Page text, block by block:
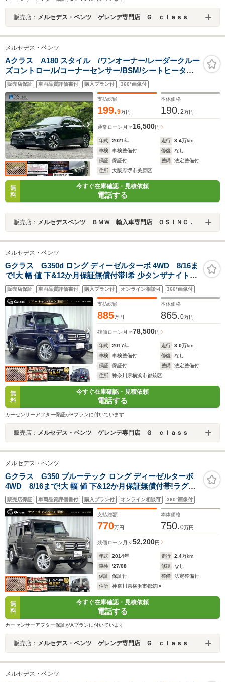
販売店： メルセデス・ベンツ ゲレンデ専門店 Ｇ ｃｌａｓｓ
メルセデス・ベンツ
Aクラス A180 スタイル /ワンオーナー/レーダークルー
ズコントロール/コーナーセンサー/BSM/シートヒーター/
パワーシート/シートメモリ/ETC/Bluetooth/バックカメ
ラ/フルセグTV/プッシュスタート
販売店保証 車両品質評価書付 購入プラン付 360°画像付
支払総額
199.9万円
本体価格
190.2万円
通常ローン 月々 16,500円
年式 2021年 走行 3.4万km
車検
車検整備付 修復
なし
保証
保証付 整備
法定整備付
住所
大阪府堺市美原区
無
料
今すぐ在庫確認・見積依頼
電話する
販売店： メルセデスベンツ ＢＭＷ 輸入車専門店 ＯＳＩＮＣ．
メルセデス・ベンツ
Gクラス G350d ロング ディーゼルターボ 4WD 8/16ま
で!大 幅 値 下&12か月保証無償付帯!希 少タンザナイトブ
ルー×グレーレザー 後期ナビAppleCarPlay/AndroidAuto
ラグジュアリーPKG iiD製ローダウンサス ヒッチメンバ
ー G550用グレー18AW ハーマンカードン
販売店保証 車両品質評価書付 購入プラン付 オンライン相談可 360°画像付
支払総額
885万円
本体価格
865.0万円
残価ローン 月々78,500円
年式 2017年 走行 3.0万km
車検
車検整備付 修復
なし
保証
保証付 整備
法定整備付
住所
神奈川県横浜市都筑区
無
料
今すぐ在庫確認・見積依頼
電話する
カーセンサーアフター保証がBプランに付いています
販売店： メルセデス・ベンツ ゲレンデ専門店 Ｇ ｃｌａｓｓ
メルセデス・ベンツ
Gクラス G350 ブルーテック ロング ディーゼルターボ
4WD 8/16まで!大 幅 値 下&12か月保証無償付帯!ラグジ
ュアリーパッケージ ワンオーナー 人 気インジウムグレー
ナローフェンダー全幅181cm スチールバンパー ハーマ
ンカードンオーディオ 全席シートヒーター
販売店保証 車両品質評価書付 購入プラン付 オンライン相談可 360°画像付
支払総額
770万円
本体価格
750.0万円
残価ローン 月々52,200円
年式 2014年 走行 2.4万km
車検
'27/08 修復
なし
保証
保証付 整備
法定整備付
住所
神奈川県横浜市都筑区
無
料
今すぐ在庫確認・見積依頼
電話する
カーセンサーアフター保証がAプランに付いています
販売店： メルセデス・ベンツ ゲレンデ専門店 Ｇ ｃｌａｓｓ
メルセデス・ベンツ